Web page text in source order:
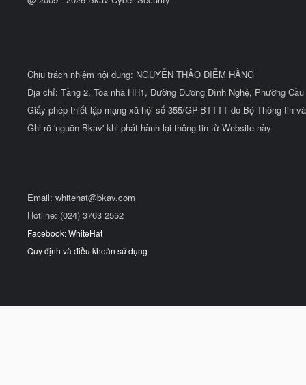
Chịu trách nhiệm nội dung: NGUYỄN THẢO DIỄM HẰNG
Địa chỉ: Tầng 2, Tòa nhà HH1, Đường Dương Đình Nghệ, Phường
Giấy phép thiết lập mạng xã hội số 355/GP-BTTTT do Bộ Thông tin
Ghi rõ 'nguồn Bkav' khi phát hành lại thông tin từ Website này
Email: whitehat@bkav.com
Hotline: (024) 3763 2552
Facebook: WhiteHat
Quy định và điều khoản sử dụng